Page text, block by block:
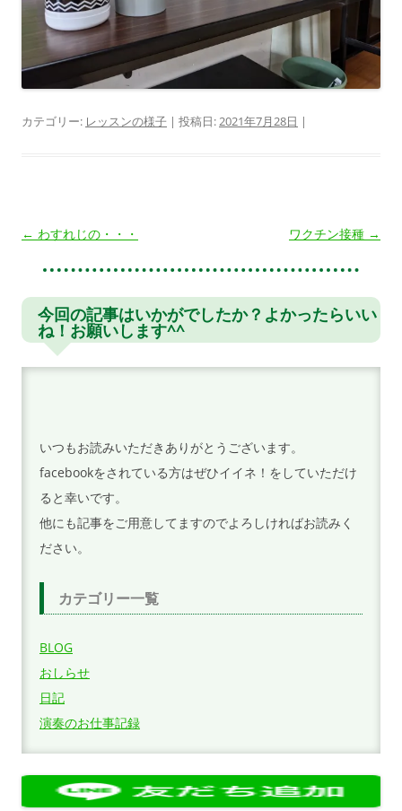
カテゴリー: レッスンの様子 | 投稿日:2021年7月28日 |
投
ビ
ゲ
← わすれじの・・・ ワクチン接種 →
今回の記事はいかがでしたか？よかったらいい
ね！お願いします^^
いつもお読みいただきありがとうございます。
facebookをされている方はぜひイイネ！をしていただけ
ると幸いです。
他にも記事をご用意してますのでよろしければお読みく
ださい。
カテゴリー一覧
BLOG
おしらせ
日記
演奏のお仕事記録